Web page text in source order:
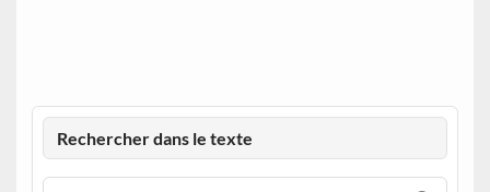
Rechercher dans le texte